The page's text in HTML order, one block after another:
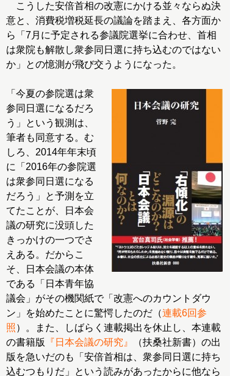
こうした安倍首相の改憲にかける並々ならぬ決
意と、消費税増税延長の議論を踏まえ、各方面か
ら「7月に予定される参議院選挙に合わせ、首相
は衆院も解散し衆参同日選に持ち込むのではない
か」との憶測が飛び交うようになった。
「今夏の参院選は衆
参同日選になるだろ
う」という観測は、
筆者も同意する。む
しろ、2014年年末頃
に「2016年の参院選
は衆参同日選になる
だろう」と予測を立
てたことが、日本会
議の研究に没頭した
きっかけの一つでさ
えある。だからこ
そ、日本会議の本体
である「日本青年協
議会」がその機関紙で「改憲へのカウントダウ
ン」を始めたことに驚愕したのだ（連載6回参
照）。また、しばらく連載掲出を休止し、本連載
の書籍版
『日本会議の研究』
（扶桑社新書）の出
版を急いだのも「安倍首相は、衆参同日選に持ち
込むつもりだ」という読みがあったからに他なら